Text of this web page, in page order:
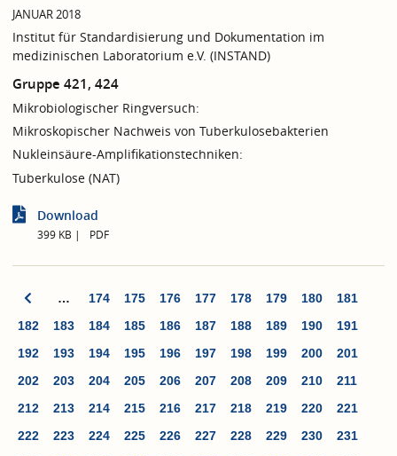
JANUAR 2018
Institut für Standardisierung und Dokumentation im
medizinischen Laboratorium e.V. (INSTAND)
Gruppe 421, 424
Mikrobiologischer Ringversuch:
Mikroskopischer Nachweis von Tuberkulosebakterien
Nukleinsäure-Amplifikationstechniken:
Tuberkulose (NAT)
Download
399 KB PDF
… 174 175 176 177 178 179 180
181
182
183 184 185 186 187 188 189 190
191
192
193 194 195 196 197 198 199 200
201
202
203 204 205 206 207 208 209 210
211
212
213 214 215 216 217 218 219 220
221
222
223 224 225 226 227 228 229 230
231